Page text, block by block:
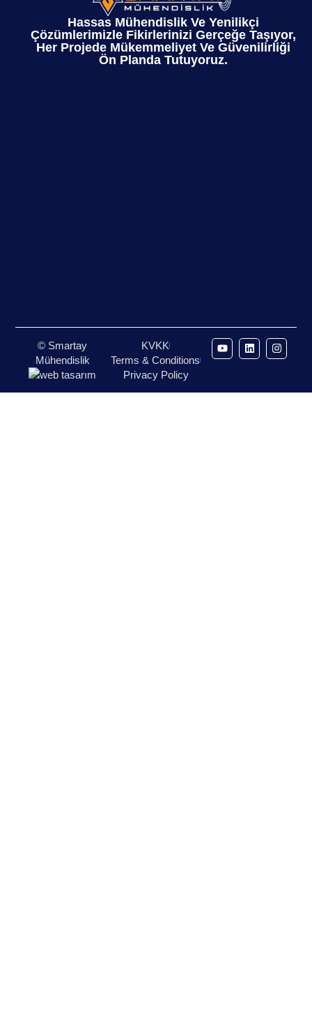
Hassas Mühendislik Ve Yenilikçi
Çözümlerimizle Fikirlerinizi Gerçeğe Taşıyor,
Her Projede Mükemmeliyet Ve Güvenilirliği
Ön Planda Tutuyoruz.
© Smartay
Mühendislik
KVKK
Terms & Conditions
Privacy Policy